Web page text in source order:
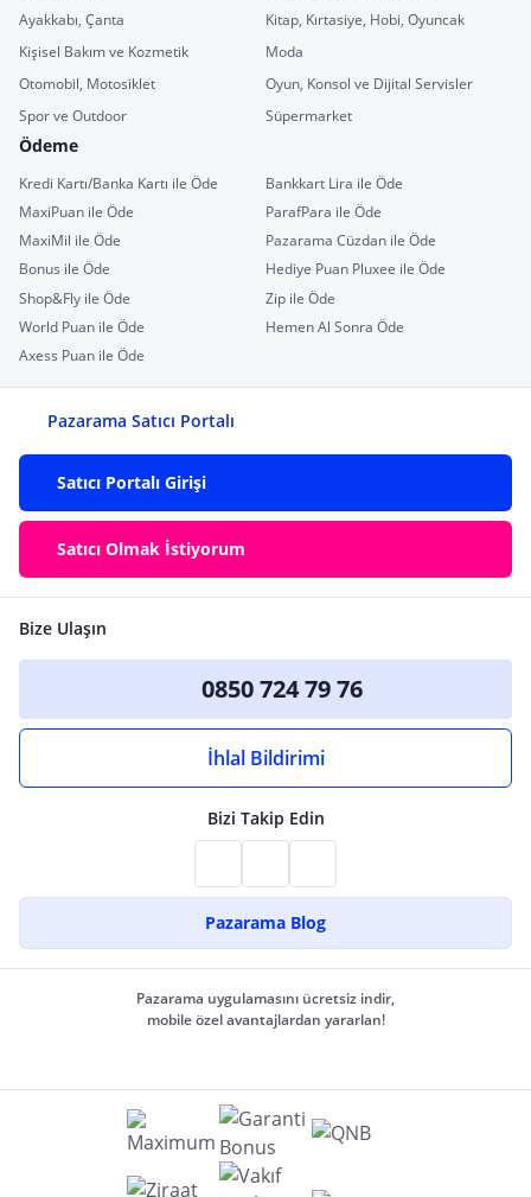
Ayakkabı, Çanta
Kitap, Kırtasiye, Hobi, Oyuncak
Kişisel Bakım ve Kozmetik
Moda
Otomobil, Motosiklet
Oyun, Konsol ve Dijital Servisler
Spor ve Outdoor
Süpermarket
Ödeme
Kredi Kartı/Banka Kartı ile Öde
Bankkart Lira ile Öde
MaxiPuan ile Öde
ParafPara ile Öde
MaxiMil ile Öde
Pazarama Cüzdan ile Öde
Bonus ile Öde
Hediye Puan Pluxee ile Öde
Shop&Fly ile Öde
Zip ile Öde
World Puan ile Öde
Hemen Al Sonra Öde
Axess Puan ile Öde
Pazarama Satıcı Portalı
Satıcı Portalı Girişi
Satıcı Olmak İstiyorum
Bize Ulaşın
0850 724 79 76
İhlal Bildirimi
Bizi Takip Edin
Pazarama Blog
Pazarama uygulamasını ücretsiz indir,
mobile özel avantajlardan yararlan!